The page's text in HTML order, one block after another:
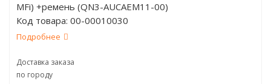
MFi) +ремень (QN3-AUCAEM11-00)
Код товара: 00-00010030
Подробнее
Доставка заказа
по городу